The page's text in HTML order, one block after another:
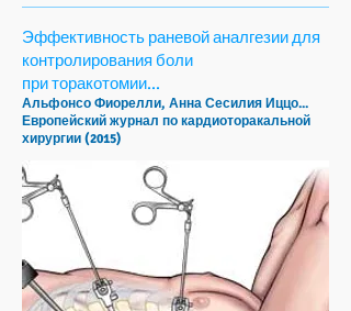
Эффективность раневой аналгезии для
контролирования боли
при торакотомии...
Альфонсо Фиорелли, Анна Сесилия Иццо...
Европейский журнал по кардиоторакальной
хирургии (2015)